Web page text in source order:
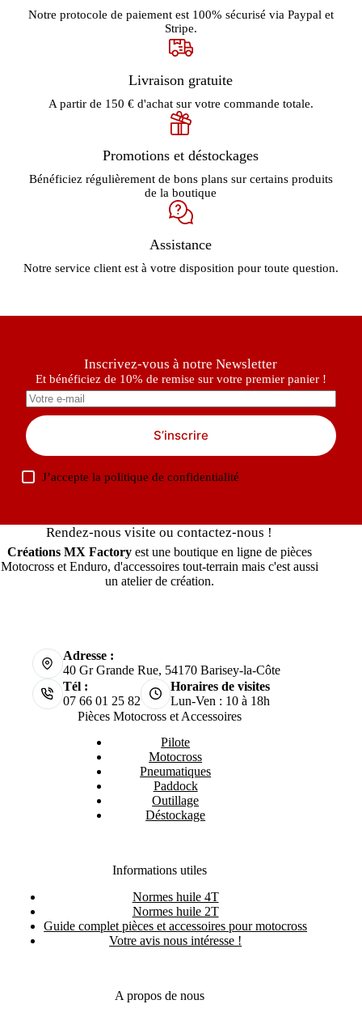
Notre protocole de paiement est 100% sécurisé via Paypal et
Stripe.
Livraison gratuite
A partir de 150 € d'achat sur votre commande totale.
Promotions et déstockages
Bénéficiez régulièrement de bons plans sur certains produits
de la boutique
Assistance
Notre service client est à votre disposition pour toute question.
Inscrivez-vous à notre Newsletter
Et bénéficiez de 10% de remise sur votre premier panier !
S’inscrire
J’accepte lapolitique de confidentialité
Rendez-nous visite ou contactez-nous !
Créations MX Factoryest une boutique en ligne de pièces
Motocross et Enduro, d'accessoires tout-terrain mais c'est aussi
un atelier de création.
Adresse :
40 Gr Grande Rue, 54170 Barisey-la-Côte
Tél :
07 66 01 25 82
Horaires de visites
Lun-Ven : 10 à 18h
Pièces Motocross et Accessoires
Pilote
Motocross
Pneumatiques
Paddock
Outillage
Déstockage
Informations utiles
Normes huile 4T
Normes huile 2T
Guide complet pièces et accessoires pour motocross
Votre avis nous intéresse !
A propos de nous